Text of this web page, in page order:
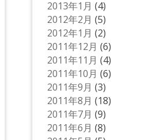
2013年1月 (4)
2012年2月 (5)
2012年1月 (2)
2011年12月 (6)
2011年11月 (4)
2011年10月 (6)
2011年9月 (3)
2011年8月 (18)
2011年7月 (9)
2011年6月 (8)